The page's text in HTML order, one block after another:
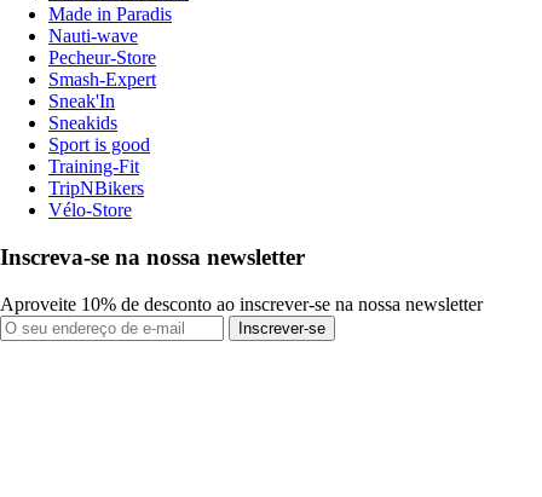
Made in Paradis
Nauti-wave
Pecheur-Store
Smash-Expert
Sneak'In
Sneakids
Sport is good
Training-Fit
TripNBikers
Vélo-Store
Inscreva-se na nossa newsletter
Aproveite 10% de desconto ao inscrever-se na nossa newsletter
Inscrever-se